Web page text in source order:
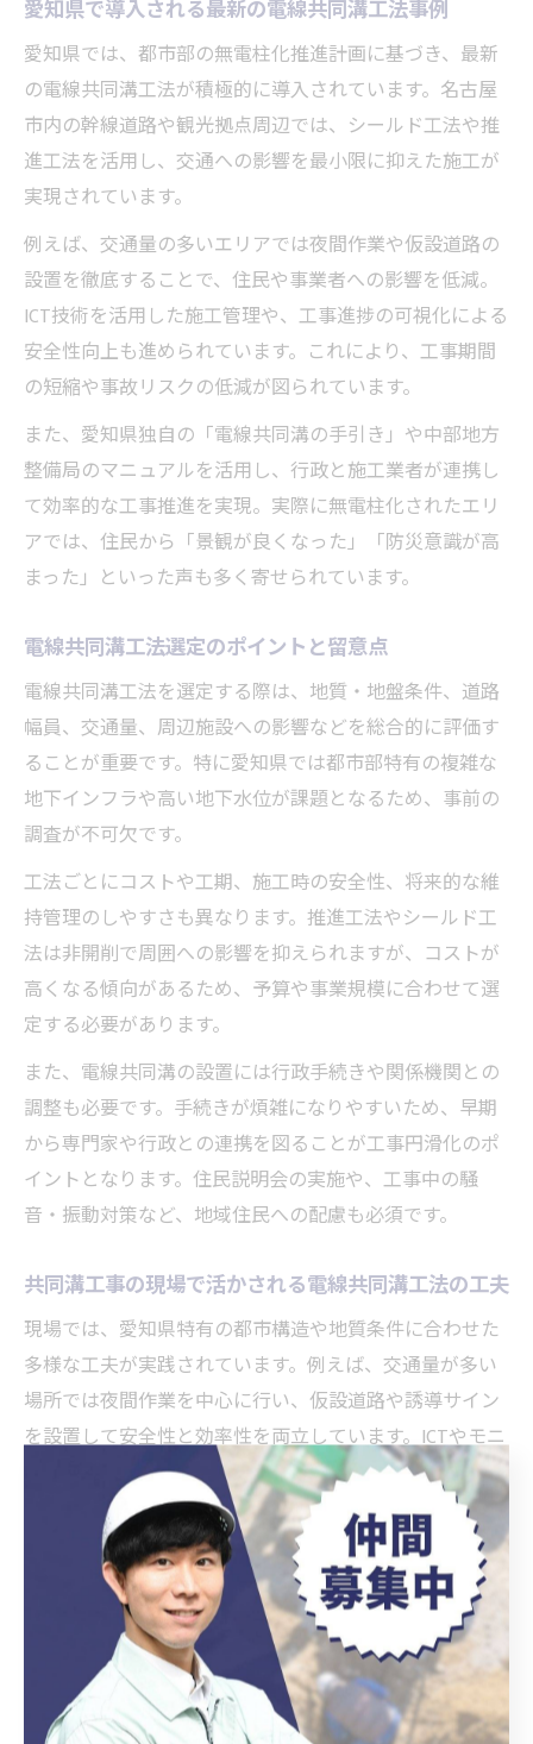
愛知県で導入される最新の電線共同溝工法事例
愛知県では、都市部の無電柱化推進計画に基づき、最新
の電線共同溝工法が積極的に導入されています。名古屋
市内の幹線道路や観光拠点周辺では、シールド工法や推
進工法を活用し、交通への影響を最小限に抑えた施工が
実現されています。
例えば、交通量の多いエリアでは夜間作業や仮設道路の
設置を徹底することで、住民や事業者への影響を低減。
ICT技術を活用した施工管理や、工事進捗の可視化による
安全性向上も進められています。これにより、工事期間
の短縮や事故リスクの低減が図られています。
また、愛知県独自の「電線共同溝の手引き」や中部地方
整備局のマニュアルを活用し、行政と施工業者が連携し
て効率的な工事推進を実現。実際に無電柱化されたエリ
アでは、住民から「景観が良くなった」「防災意識が高
まった」といった声も多く寄せられています。
電線共同溝工法選定のポイントと留意点
電線共同溝工法を選定する際は、地質・地盤条件、道路
幅員、交通量、周辺施設への影響などを総合的に評価す
ることが重要です。特に愛知県では都市部特有の複雑な
地下インフラや高い地下水位が課題となるため、事前の
調査が不可欠です。
工法ごとにコストや工期、施工時の安全性、将来的な維
持管理のしやすさも異なります。推進工法やシールド工
法は非開削で周囲への影響を抑えられますが、コストが
高くなる傾向があるため、予算や事業規模に合わせて選
定する必要があります。
また、電線共同溝の設置には行政手続きや関係機関との
調整も必要です。手続きが煩雑になりやすいため、早期
から専門家や行政との連携を図ることが工事円滑化のポ
イントとなります。住民説明会の実施や、工事中の騒
音・振動対策など、地域住民への配慮も必須です。
共同溝工事の現場で活かされる電線共同溝工法の工夫
現場では、愛知県特有の都市構造や地質条件に合わせた
多様な工夫が実践されています。例えば、交通量が多い
場所では夜間作業を中心に行い、仮設道路や誘導サイン
を設置して安全性と効率性を両立しています。ICTやモニ
タリングシステムの導入により、危険エリアの可視化や
異常検知も迅速化しています。
また、作業員同士の連携強化や安全確認の徹底、施工手
順の標準化なども重要な工夫です。現場ごとに異なる課
題に対しては、自治体や地元住民と密に連携し、騒音・
振動対策や交通規制の工夫を取り入れています。これに
より、工事の安全性と住民満足度の両立が可能となって
います。